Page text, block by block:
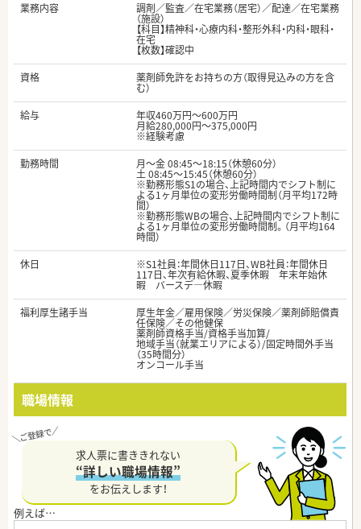
業務内容
調剤／監査／在宅業務（居宅）／配達／在宅業務
（施設）
【科目】精神科・心療内科・整形外科・内科・眼科・
在宅
【枚数】確認中
資格
薬剤師免許をお持ちの方（取得見込みの方を含
む）
給与
年収460万円～600万円
月給280,000円～375,000円
※経験考慮
勤務時間
月～金 08:45～18:15（休憩60分）
土 08:45～15:45（休憩60分）
※勤務形態S1の場合、上記時間内でシフト制に
よる1ヶ月単位の変形労働時間制（月平均172時
間）
※勤務形態WBの場合、上記時間内でシフト制に
よる1ヶ月単位の変形労働時間制。（月平均164
時間）
休日
※S1社員：年間休日117日、WB社員：年間休日
117日、年次有給休暇、夏季休暇 年末年始休
暇 バースデ―休暇
福利厚生諸手当
厚生年金／雇用保険／労災保険／薬剤師賠償責
任保険／その他健保
薬剤師資格手当/資格手当加算/
地域手当（就業エリアによる）/固定時間外手当
（35時間分）
オンコール手当
職場情報
求人票に書ききれない
“詳しい職場情報”
をお伝えします！